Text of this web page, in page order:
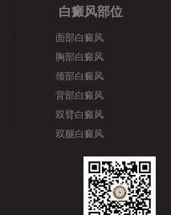
白癜风部位
面部白癜风
胸部白癜风
颈部白癜风
背部白癜风
双臂白癜风
双腿白癜风